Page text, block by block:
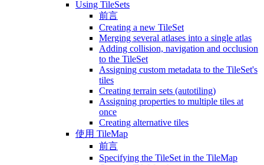
Using TileSets
前言
Creating a new TileSet
Merging several atlases into a single atlas
Adding collision, navigation and occlusion
to the TileSet
Assigning custom metadata to the TileSet's
tiles
Creating terrain sets (autotiling)
Assigning properties to multiple tiles at
once
Creating alternative tiles
使用 TileMap
前言
Specifying the TileSet in the TileMap